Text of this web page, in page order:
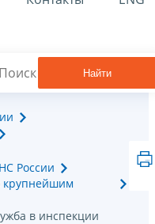
Найти
России
крупнейшим
в инспекции